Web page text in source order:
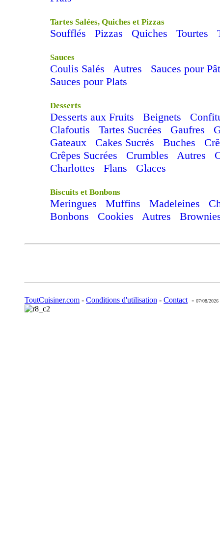
Tartes Salées, Quiches et Pizzas
Soufflés Pizzas Quiches Tourtes
Sauces
Coulis Salés Autres
Sauces pour
Sauces pour Plats
Desserts
Desserts aux Fruits Beignets
Clafoutis
Tartes Sucrées Gaufres
Gateaux
Cakes Sucrés Buches
Crêpes Sucrées
Crumbles Autres
Charlottes
Flans Glaces
Biscuits et Bonbons
Meringues Muffins Madeleines
Bonbons
Cookies Autres
ToutCuisiner.com - Conditions d'utilisation - Contact - 07/08/2026